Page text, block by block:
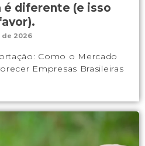
é diferente (e isso
de 2026
Como o Mercado
Empresas Brasileiras